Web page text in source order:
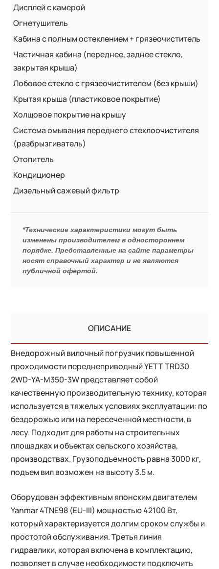
Дисплей с камерой
Огнетушитель
Кабина с полным остеклением + грязеочиститель
Частичная кабина (переднее, заднее стекло,
закрытая крыша)
Лобовое стекло с грязеочистителем (без крыши)
Крытая крыша (пластиковое покрытие)
Холщовое покрытие на крышу
Система омывания переднего стеклоочистителя
(разбрызгиватель)
Отопитель
Кондиционер
Дизельный сажевый фильтр
*Технические характеристики могут быть
изменены производителем в одностороннем
порядке. Представленные на сайте параметры
носят справочный характер и не являются
публичной офертой.
ОПИСАНИЕ
Внедорожный вилочный погрузчик повышенной
проходимости переднеприводный YETT TRD30
2WD-YA-M350-3W представляет собой
качественную производительную технику, которая
используется в тяжелых условиях эксплуатации: по
бездорожью или на пересеченной местности, в
лесу. Подходит для работы на строительных
площадках и объектах сельского хозяйства,
производствах. Грузоподъемность равна 3000 кг,
подъем вил возможен на высоту 3.5 м.
Оборудован эффективным японским двигателем
Yanmar 4TNE98 (EU-III) мощностью 42100 Вт,
который характеризуется долгим сроком службы и
простотой обслуживания. Третья линия
гидравлики, которая включена в комплектацию,
позволяет в случае необходимости подключить